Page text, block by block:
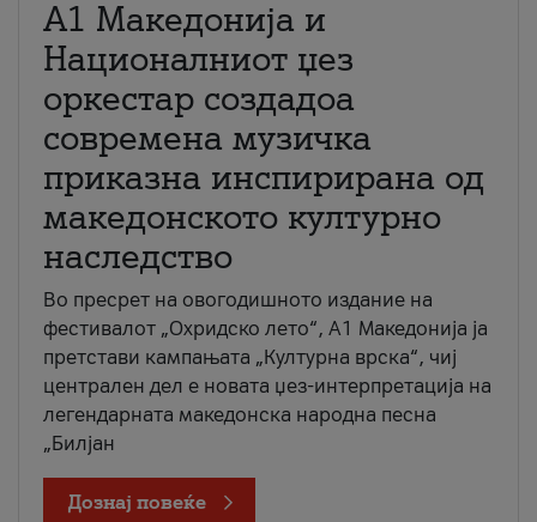
А1 Македонија и
Националниот џез
оркестар создадоа
современа музичка
приказна инспирирана од
македонското културно
наследство
Во пресрет на овогодишното издание на
фестивалот „Охридско лето“, А1 Македонија ја
претстави кампањата „Културна врска“, чиј
централен дел е новата џез-интерпретација на
легендарната македонска народна песна
„Билјан
Дознај повеќе